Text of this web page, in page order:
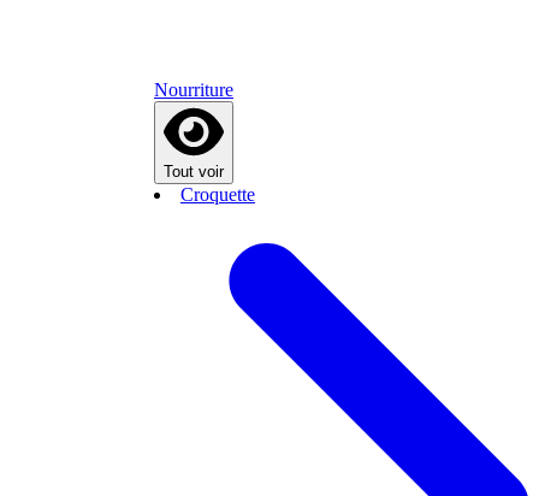
Nourriture
Tout voir
Croquette